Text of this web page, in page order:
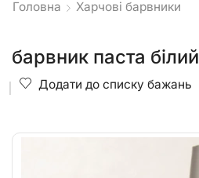
Головна Харчові барвники
барвник паста білий
Додати до списку бажань